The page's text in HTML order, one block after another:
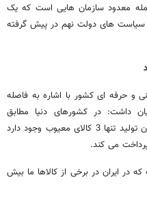
معدود سازمان هایی است که یک
سیاست های دولت نهم در پیش گرفته
و حرفه ای کشور با اشاره به فاصله
داشت: در کشورهای دنیا مطابق
استاندارد های هر کارخانه در هر یک میلیون تولید تنها 3 کالای معیوب وجود دارد
می کند.
در ایران در برخی از کالاها ما بیش